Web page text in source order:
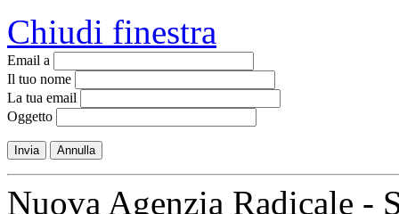
Chiudi finestra
Email a
Il tuo nome
La tua email
Oggetto
Invia Annulla
Nuova Agenzia Radicale -